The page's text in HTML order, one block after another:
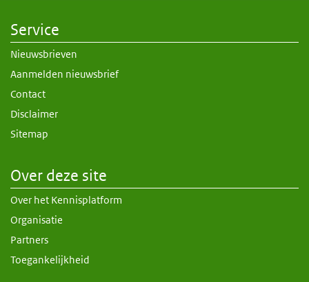
Service
Nieuwsbrieven
Aanmelden nieuwsbrief
Contact
Disclaimer
Sitemap
Over deze site
Over het Kennisplatform
Organisatie
Partners
Toegankelijkheid